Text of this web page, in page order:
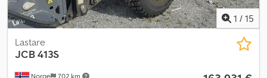
1 / 15
Norge 702 km
Lastare
JCB413S